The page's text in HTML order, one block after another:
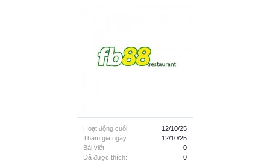
Hoạt động cuối:
12/10/25
Tham gia ngày:
12/10/25
Bài viết:
0
Đã được thích:
0